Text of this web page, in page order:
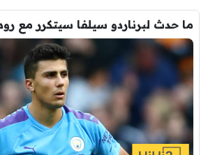
ما حدث لبرناردو سيلفا سيتكرر مع